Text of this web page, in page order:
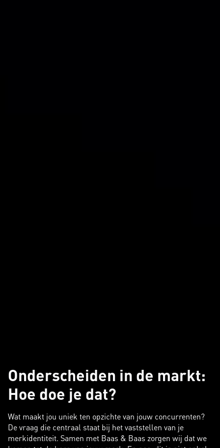
Onderscheiden in de markt:
Hoe doe je dat?
Wat maakt jou uniek ten opzichte van jouw concurrenten?
De vraag die centraal staat bij het vaststellen van je
merkidentiteit. Samen met Baas & Baas zorgen wij dat we